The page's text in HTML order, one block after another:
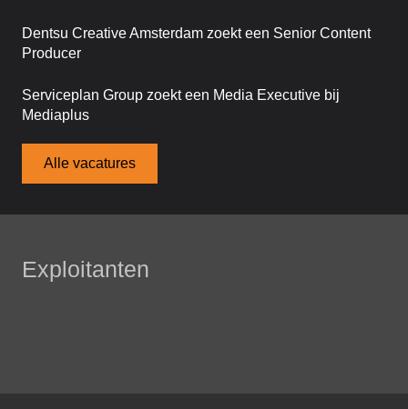
Dentsu Creative Amsterdam zoekt een Senior Content
Producer
Serviceplan Group zoekt een Media Executive bij
Mediaplus
Alle vacatures
Exploitanten